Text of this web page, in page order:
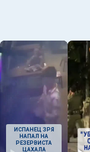
ИСПАНЕЦ ЗРЯ
НАПАЛ НА
РЕЗЕРВИСТА
ЦАХАЛА